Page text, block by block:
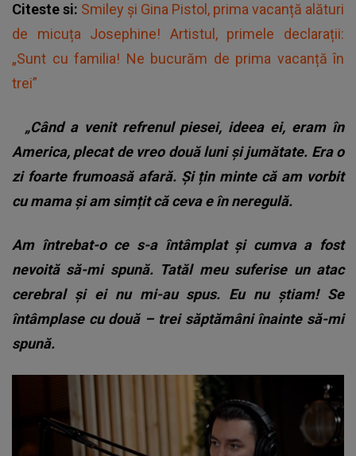
Citeste si: Smiley și Gina Pistol, prima vacanță alături
de micuța Josephine! Artistul, primele declarații:
„Sunt cu familia! Ne bucurăm de prima vacanță în
trei”
„Când a venit refrenul piesei, ideea ei, eram în
America, plecat de vreo două luni și jumătate. Era o
zi foarte frumoasă afară. Și țin minte că am vorbit
cu mama și am simțit că ceva e în neregulă.
Am întrebat-o ce s-a întâmplat și cumva a fost
nevoită să-mi spună. Tatăl meu suferise un atac
cerebral și ei nu mi-au spus. Eu nu știam! Se
întâmplase cu două – trei săptămâni înainte să-mi
spună.